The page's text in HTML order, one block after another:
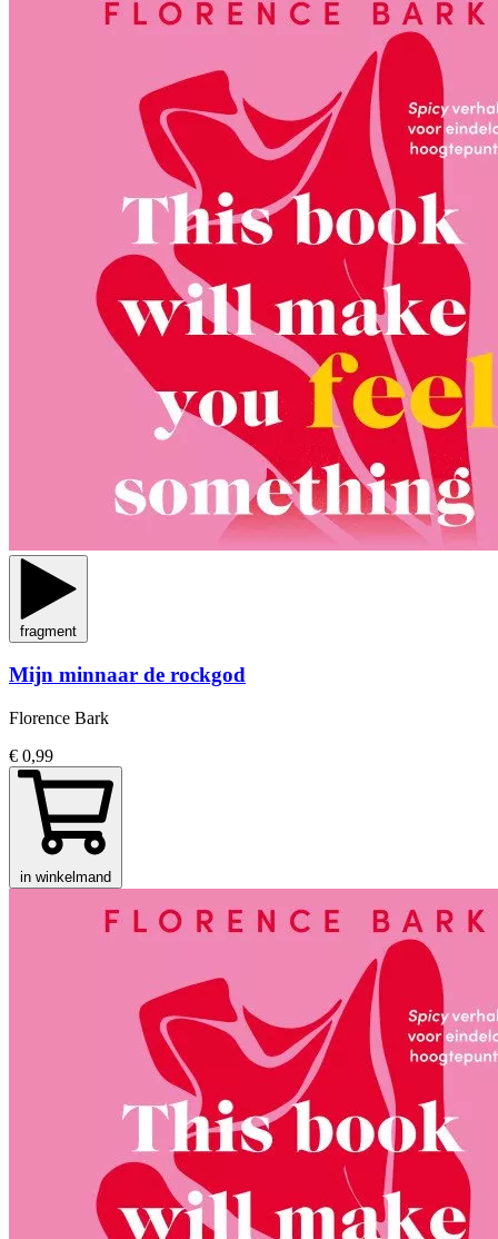
fragment
Mijn minnaar de rockgod
Florence Bark
€ 0,99
in winkelmand